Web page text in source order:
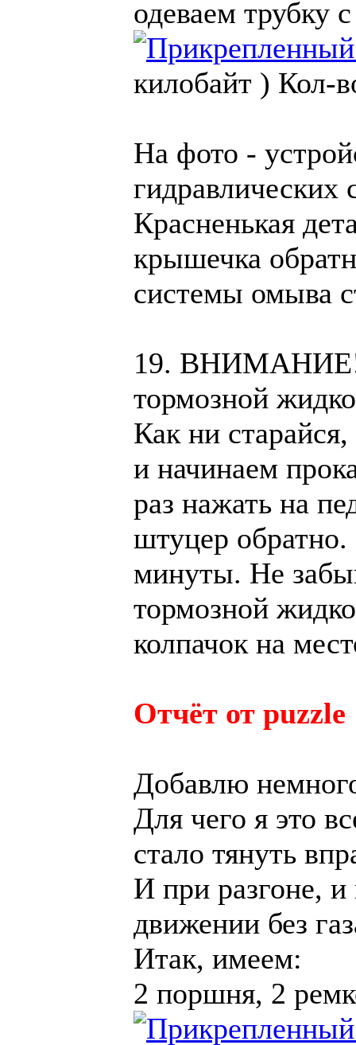
одеваем трубку
килобайт ) Кол-
На фото -
гидравлических
Красненькая
крышечка
системы омыва
19.
тормозной
Как ни
и начинаем
раз нажать на
штуцер
минуты. Не
тормозной
колпачок на
Отчёт от puzzle
Добавлю
Для чего я это
стало тянуть
И при разгоне,
движении без
Итак, имеем:
2 поршня, 2